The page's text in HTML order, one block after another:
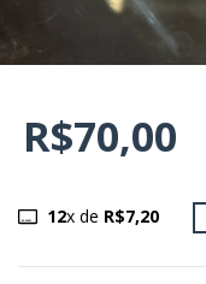
R$70,00
12x de R$7,20